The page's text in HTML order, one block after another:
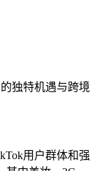
独特机遇与跨境
用户群体和强